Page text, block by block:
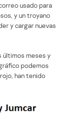
usado para
y un troyano
y cargar nuevas
últimos meses y
podemos
han tenido